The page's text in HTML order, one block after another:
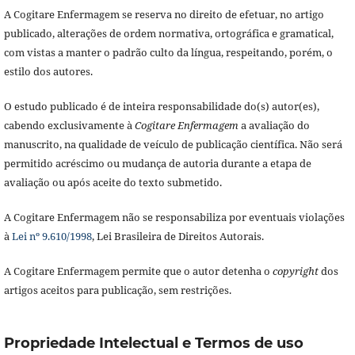
A Cogitare Enfermagem se reserva no direito de efetuar, no artigo
publicado, alterações de ordem normativa, ortográfica e gramatical,
com vistas a manter o padrão culto da língua, respeitando, porém, o
estilo dos autores.
O estudo publicado é de inteira responsabilidade do(s) autor(es),
cabendo exclusivamente àCogitare Enfermagema avaliação do
manuscrito, na qualidade de veículo de publicação científica. Não será
permitido acréscimo ou mudança de autoria durante a etapa de
avaliação ou após aceite do texto submetido.
A Cogitare Enfermagem não se responsabiliza por eventuais violações
àLei nº 9.610/1998, Lei Brasileira de Direitos Autorais.
A Cogitare Enfermagem permite que o autor detenha o copyrightdos
artigos aceitos para publicação, sem restrições.
Propriedade Intelectual e Termos de uso